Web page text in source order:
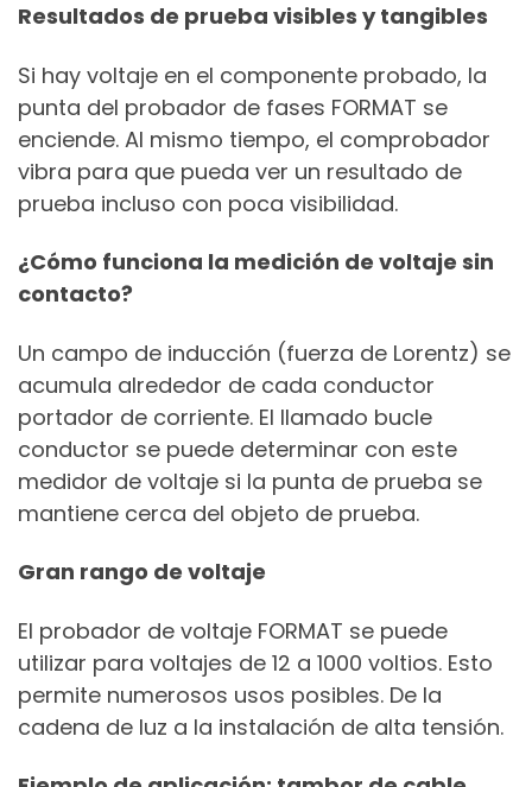
Resultados de prueba visibles y tangibles
Si hay voltaje en el componente probado, la
punta del probador de fases FORMAT se
enciende. Al mismo tiempo, el comprobador
vibra para que pueda ver un resultado de
prueba incluso con poca visibilidad.
¿Cómo funciona la medición de voltaje sin
contacto?
Un campo de inducción (fuerza de Lorentz) se
acumula alrededor de cada conductor
portador de corriente. El llamado bucle
conductor se puede determinar con este
medidor de voltaje si la punta de prueba se
mantiene cerca del objeto de prueba.
Gran rango de voltaje
El probador de voltaje FORMAT se puede
utilizar para voltajes de 12 a 1000 voltios. Esto
permite numerosos usos posibles. De la
cadena de luz a la instalación de alta tensión.